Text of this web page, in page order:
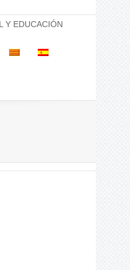
Y EDUCACIÓN